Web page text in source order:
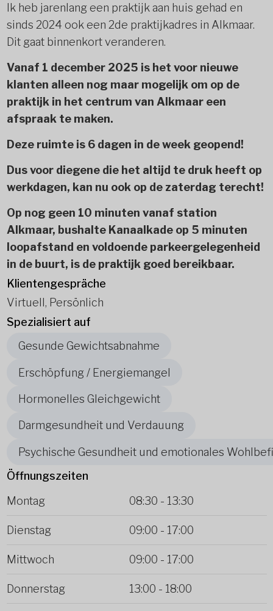
Ik heb jarenlang een praktijk aan huis gehad en
sinds 2024 ook een 2de praktijkadres in Alkmaar.
Dit gaat binnenkort veranderen.
Vanaf 1 december 2025 is het voor nieuwe
klanten alleen nog maar mogelijk om op de
praktijk in het centrum van Alkmaar een
afspraak te maken.
Deze ruimte is 6 dagen in de week geopend!
Dus voor diegene die het altijd te druk heeft op
werkdagen, kan nu ook op de zaterdag terecht!
Op nog geen 10 minuten vanaf station
Alkmaar, bushalte Kanaalkade op 5 minuten
loopafstand en voldoende parkeergelegenheid
in de buurt, is de praktijk goed bereikbaar.
Klientengespräche
Virtuell, Persönlich
Spezialisiert auf
Gesunde Gewichtsabnahme
Erschöpfung / Energiemangel
Hormonelles Gleichgewicht
Darmgesundheit und Verdauung
Psychische Gesundheit und emotionales
Öffnungszeiten
Montag
08:30 - 13:30
Dienstag 09:00 - 17:00
Mittwoch 09:00 - 17:00
Donnerstag 13:00 - 18:00